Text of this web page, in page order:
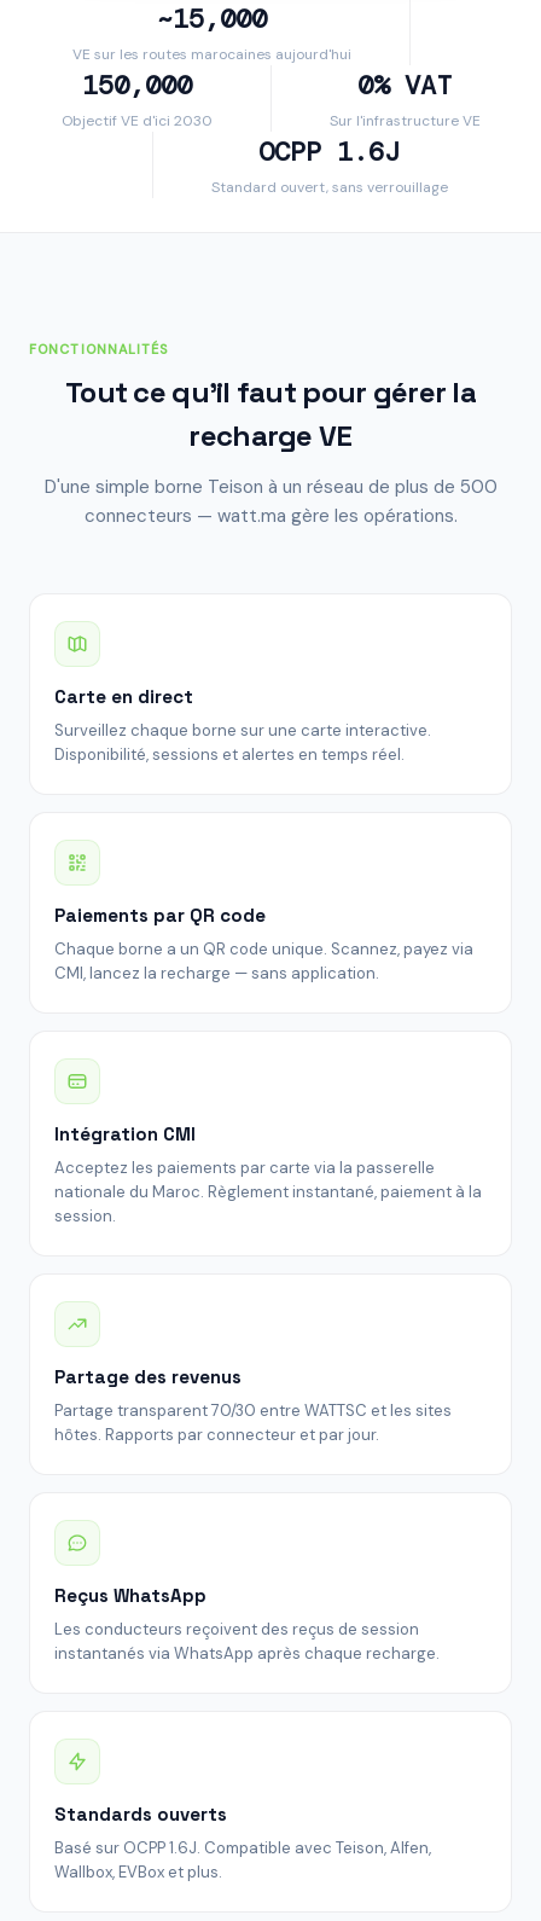
~15,000
VE sur les routes marocaines aujourd'hui
150,000
Objectif VE d'ici 2030
0% VAT
Sur l'infrastructure VE
OCPP 1.6J
Standard ouvert, sans verrouillage
FONCTIONNALITÉS
Tout ce qu'il faut pour gérer la
recharge VE
D'une simple borne Teison à un réseau de plus de 500
connecteurs — watt.ma gère les opérations.
Carte en direct
Surveillez chaque borne sur une carte interactive.
Disponibilité, sessions et alertes en temps réel.
Paiements par QR code
Chaque borne a un QR code unique. Scannez, payez via
CMI, lancez la recharge — sans application.
Intégration CMI
Acceptez les paiements par carte via la passerelle
nationale du Maroc. Règlement instantané, paiement à la
session.
Partage des revenus
Partage transparent 70/30 entre WATTSC et les sites
hôtes. Rapports par connecteur et par jour.
Reçus WhatsApp
Les conducteurs reçoivent des reçus de session
instantanés via WhatsApp après chaque recharge.
Standards ouverts
Basé sur OCPP 1.6J. Compatible avec Teison, Alfen,
Wallbox, EVBox et plus.